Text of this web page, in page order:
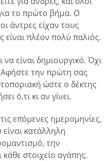
το πρώτο βήμα. Ο
άντρες είχαν τους
πλέον πολύ παλιός.
είναι δημιουργικό. Όχι
Αφήστε την πρώτη σας
ώστε ο δέκτης
ό,τι κι αν γίνει.
επόμενες ημερομηνίες,
κατάλληλη
την
κάθε στοιχείο αγάπης.